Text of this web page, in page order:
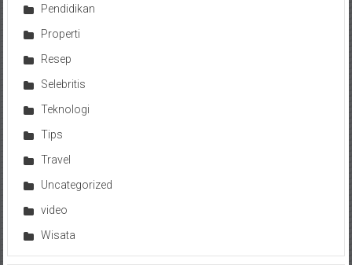
Pendidikan
Properti
Resep
Selebritis
Teknologi
Tips
Travel
Uncategorized
video
Wisata